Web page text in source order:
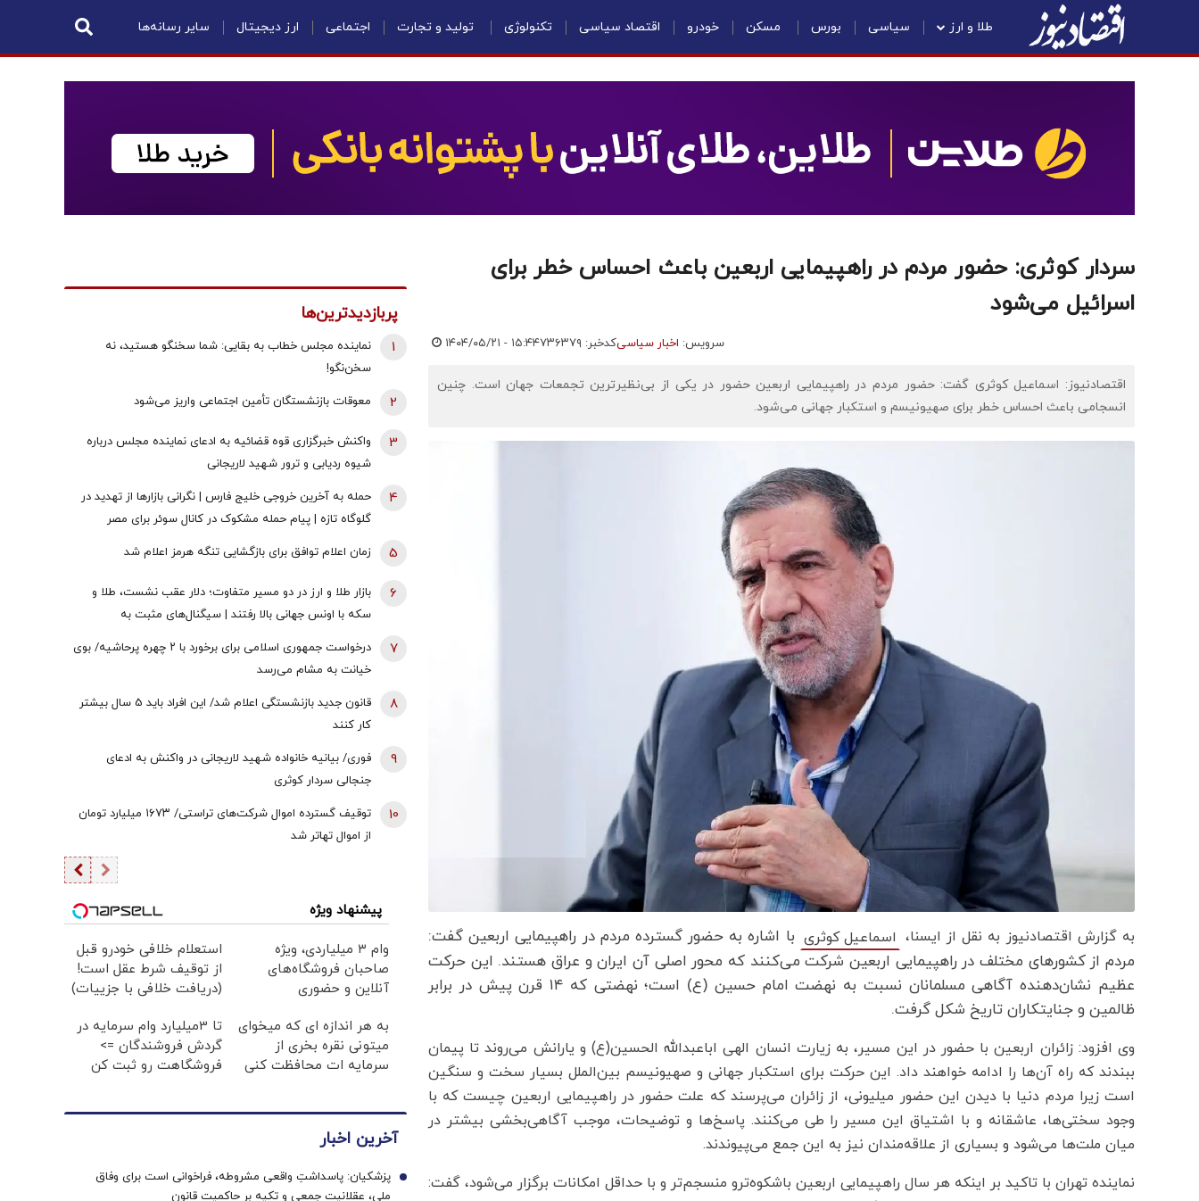
طلا و ارز سیاسی بورس مسکن خودرو اقتصاد سیاسی تکنولوژی تولید و تجارت اجتماعی ارز دیجیتال سایر رسانه‌ها
سردار کوثری: حضور مردم در راهپیمایی اربعین باعث احساس خطر برای
اسرائیل می‌شود
سرویس: اخبار سیاسیکدخبر: ۷۳۶۳۷۹ ۱۴۰۴/۰۵/۲۱ - ۱۵:۴۴
اقتصادنیوز: اسماعیل کوثری گفت: حضور مردم در راهپیمایی اربعین حضور در یکی از بی‌نظیرترین تجمعات جهان است. چنین
انسجامی باعث احساس خطر برای صهیونیسم و استکبار جهانی می‌شود.
به گزارش اقتصادنیوز به نقل از ایسنا،‌ اسماعیل کوثری با اشاره به حضور گسترده مردم در راهپیمایی اربعین گفت:
مردم از کشورهای مختلف در راهپیمایی اربعین شرکت می‌کنند که محور اصلی آن ایران و عراق هستند. این حرکت
عظیم نشان‌دهنده آگاهی مسلمانان نسبت به نهضت امام حسین (ع) است؛ نهضتی که ۱۴ قرن پیش در برابر
ظالمین و جنایتکاران تاریخ شکل گرفت.
وی افزود: زائران اربعین با حضور در این مسیر، به زیارت انسان الهی اباعبدالله الحسین(ع) و یارانش می‌روند تا پیمان
ببندند که راه آن‌ها را ادامه خواهند داد. این حرکت برای استکبار جهانی و صهیونیسم بین‌الملل بسیار سخت و سنگین
است زیرا مردم دنیا با دیدن این حضور میلیونی، از زائران می‌پرسند که علت حضور در راهپیمایی اربعین چیست که با
وجود سختی‌ها، عاشقانه و با اشتیاق این مسیر را طی می‌کنند. پاسخ‌ها و توضیحات، موجب آگاهی‌بخشی بیشتر در
میان ملت‌ها می‌شود و بسیاری از علاقه‌مندان نیز به این جمع می‌پیوندند.
نماینده تهران با تاکید بر اینکه هر سال راهپیمایی اربعین باشکوه‌ترو منسجم‌تر و با حداقل امکانات برگزار می‌شود، گفت:
پربازدیدترین‌ها
نماینده مجلس خطاب به بقایی: شما سخنگو هستید، نه
سخن‌نگو!
1
معوقات بازنشستگان تأمین اجتماعی واریز می‌شود 2
واکنش خبرگزاری قوه قضائیه به ادعای نماینده مجلس درباره
شیوه ردیابی و ترور شهید لاریجانی
3
حمله به آخرین خروجی خلیج فارس | نگرانی بازارها از تهدید در
گلوگاه تازه | پیام حمله مشکوک در کانال سوئر برای مصر
4
زمان اعلام توافق برای بازگشایی تنگه هرمز اعلام شد 5
بازار طلا و ارز در دو مسیر متفاوت؛ دلار عقب نشست، طلا و
سکه با اونس جهانی بالا رفتند | سیگنال‌های مثبت به
6
درخواست جمهوری اسلامی برای برخورد با ۲ چهره پرحاشیه/ بوی
خیانت به مشام می‌رسد
7
قانون جدید بازنشستگی اعلام شد/ این افراد باید 5 سال بیشتر
کار کنند
8
فوری/ بیانیه خانواده شهید لاریجانی در واکنش به ادعای
جنجالی سردار کوثری
9
توقیف گسترده اموال شرکت‌های تراستی/ ۱۶۷۳ میلیارد تومان
از اموال تهاتر شد
10
پیشنهاد ویژه
وام ۳ میلیاردی، ویژه
صاحبان فروشگاه‌های
آنلاین و حضوری
استعلام خلافی خودرو قبل
از توقیف شرط عقل است!
(دریافت خلافی با جزییات)
به هر اندازه ای که میخوای
میتونی نقره بخری از
سرمایه ات محافظت کنی
تا 3میلیارد وام سرمایه در
گردش فروشندگان =>
فروشگاهت رو ثبت کن
آخرین اخبار
پزشکیان: پاسداشتِ واقعی مشروطه، فراخوانی است برای وفاق
ملی، عقلانیت جمعی و تکیه بر حاکمیت قانون
1